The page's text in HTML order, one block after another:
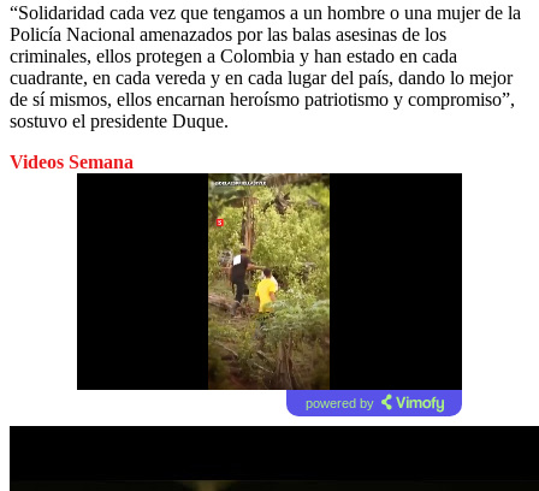
“Solidaridad cada vez que tengamos a un hombre o una mujer de la
Policía Nacional amenazados por las balas asesinas de los
criminales, ellos protegen a Colombia y han estado en cada
cuadrante, en cada vereda y en cada lugar del país, dando lo mejor
de sí mismos, ellos encarnan heroísmo patriotismo y compromiso”,
sostuvo el presidente Duque.
Videos Semana
powered by